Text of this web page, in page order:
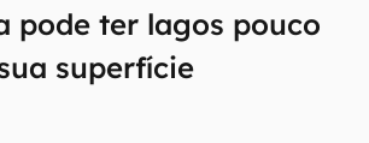
pode ter lagos pouco
superfície